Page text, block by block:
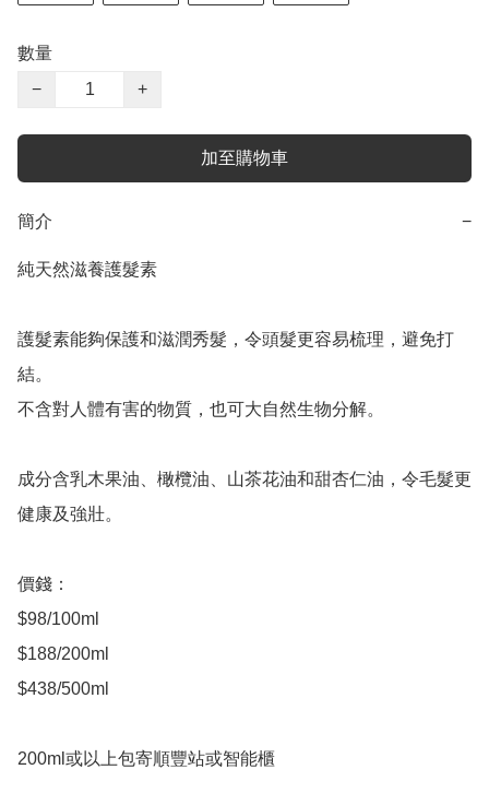
數量
−
+
加至購物車
簡介 −
純天然滋養護髮素
護髮素能夠保護和滋潤秀髮，令頭髮更容易梳理，避免打
結。
不含對人體有害的物質，也可大自然生物分解。
成分含乳木果油、橄欖油、山茶花油和甜杏仁油，令毛髮更
健康及強壯。
價錢：
$98/100ml
$188/200ml
$438/500ml
200ml或以上包寄順豐站或智能櫃